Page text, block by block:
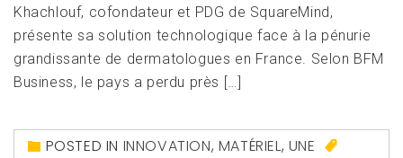
Khachlouf, cofondateur et PDG de SquareMind,
présente sa solution technologique face à la pénurie
grandissante de dermatologues en France. Selon BFM
Business, le pays a perdu près […]
POSTED IN INNOVATION, MATÉRIEL, UNE